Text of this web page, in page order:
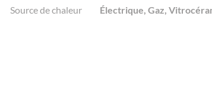
Source de chaleur Électrique, Gaz,